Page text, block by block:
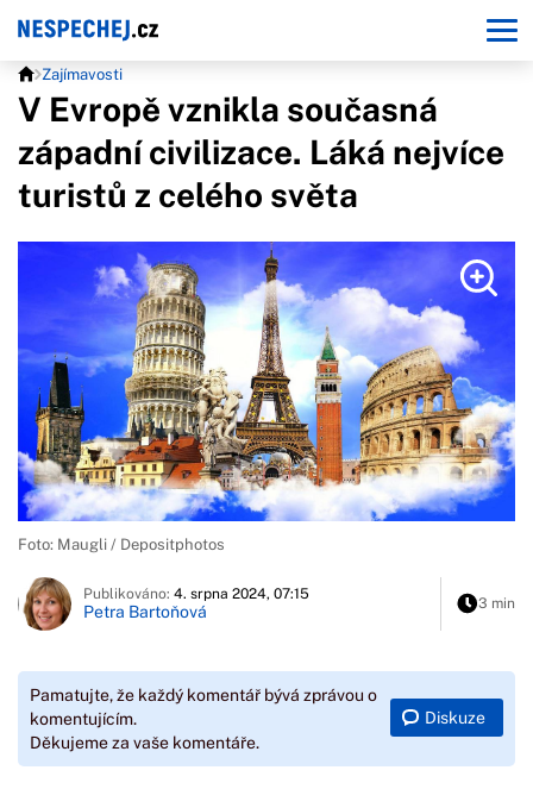
Zajímavosti
V Evropě vznikla současná
západní civilizace. Láká nejvíce
turistů z celého světa
Foto: Maugli / Depositphotos
Publikováno: 4. srpna 2024, 07:15
Petra Bartoňová 3 min
Pamatujte, že každý komentář bývá zprávou o
komentujícím.
Děkujeme za vaše komentáře.
Diskuze